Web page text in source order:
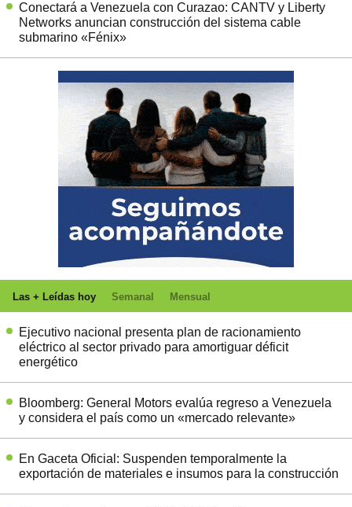
Conectará a Venezuela con Curazao: CANTV y Liberty
Networks anuncian construcción del sistema cable
submarino «Fénix»
Las + Leídas hoy Semanal Mensual
Ejecutivo nacional presenta plan de racionamiento
eléctrico al sector privado para amortiguar déficit
energético
Bloomberg: General Motors evalúa regreso a Venezuela
y considera el país como un «mercado relevante»
En Gaceta Oficial: Suspenden temporalmente la
exportación de materiales e insumos para la construcción